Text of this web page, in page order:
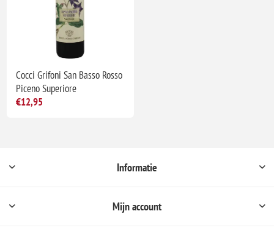
Cocci Grifoni San Basso Rosso
Piceno Superiore
€12,95
Informatie
Mijn account